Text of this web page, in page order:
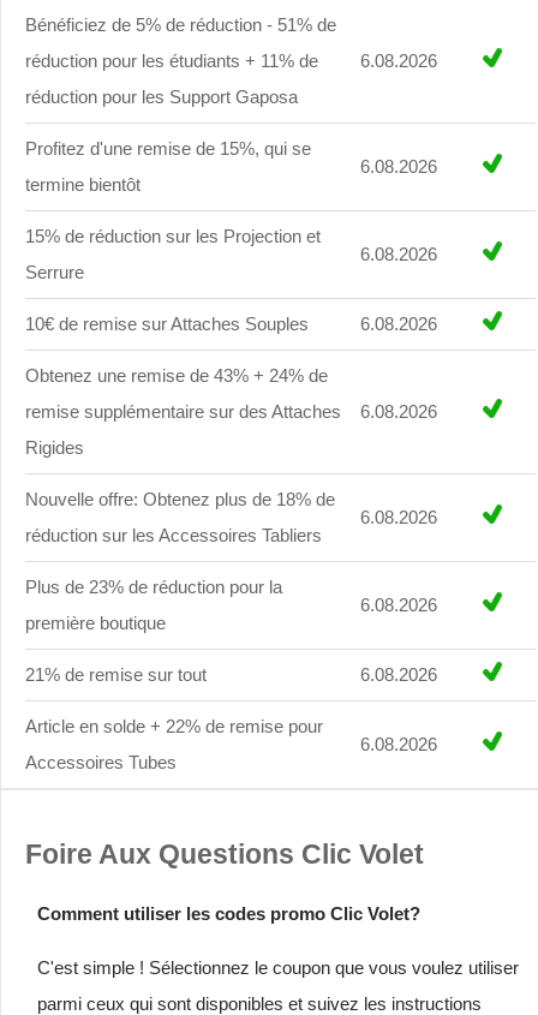
Bénéficiez de 5% de réduction - 51% de
réduction pour les étudiants + 11% de
réduction pour les Support Gaposa
6.08.2026
Profitez d'une remise de 15%, qui se
termine bientôt
6.08.2026
15% de réduction sur les Projection et
Serrure
6.08.2026
10€ de remise sur Attaches Souples 6.08.2026
Obtenez une remise de 43% + 24% de
remise supplémentaire sur des Attaches
Rigides
6.08.2026
Nouvelle offre: Obtenez plus de 18% de
réduction sur les Accessoires Tabliers
6.08.2026
Plus de 23% de réduction pour la
première boutique
6.08.2026
21% de remise sur tout 6.08.2026
Article en solde + 22% de remise pour
Accessoires Tubes
6.08.2026
Foire Aux Questions Clic Volet
Comment utiliser les codes promo Clic Volet?
C'est simple ! Sélectionnez le coupon que vous voulez utiliser
parmi ceux qui sont disponibles et suivez les instructions